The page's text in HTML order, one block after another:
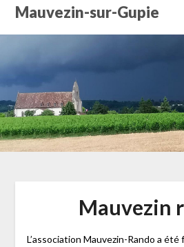
SkipMauvezin-sur-Gupie
Mauvezin
L’association Mauvezin-Rando a